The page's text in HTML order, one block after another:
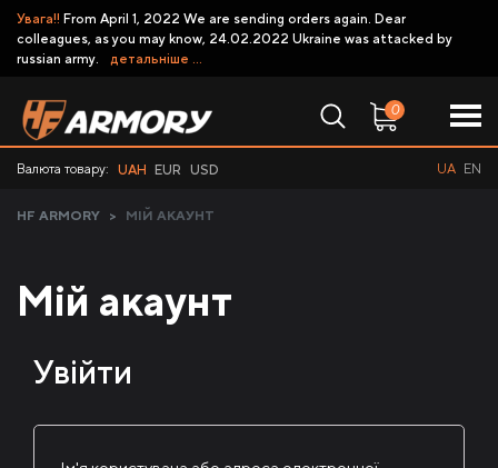
Увага!! From April 1, 2022 We are sending orders again. Dear
colleagues, as you may know, 24.02.2022 Ukraine was attacked by
russian army.
детальніше ...
Валюта товару: UAH EUR USD EN
UA
0
HF ARMORY > МІЙ АКАУНТ
Мій акаунт
Увійти